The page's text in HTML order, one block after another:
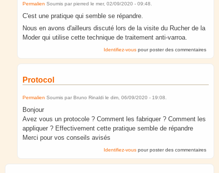
Permalien Soumis par pierred le mer, 02/09/2020 - 09:48
C'est une pratique qui semble se répandre.
Nous en avons d'ailleurs discuté lors de la visite du Rucher de la
Moder qui utilise cette technique de traitement anti-varroa.
Identifiez-vous pour poster des commentaires
Protocol
Permalien Soumis par Bruno Rinaldi le dim, 06/09/2020 - 19:08
Bonjour
Avez vous un protocole ? Comment les fabriquer ? Comment les
appliquer ? Effectivement cette pratique semble de répandre
Merci pour vos conseils avisés
Identifiez-vous pour poster des commentaires